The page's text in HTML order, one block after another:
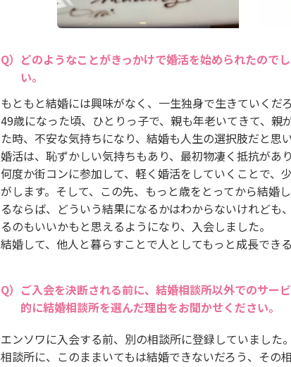
どのようなことがきっかけで婚活を始められたので
い。
もともと結婚には興味がなく、一生独身で生きていくだ
49歳になった頃、ひとりっ子で、親も年老いてきて、
た時、不安な気持ちになり、結婚も人生の選択肢だと思
婚活は、恥ずかしい気持ちもあり、最初物凄く抵抗があ
何度か街コンに参加して、軽く婚活をしていくことで、
がします。そして、この先、もっと歳をとってから結婚
るならば、どういう結果になるかはわからないけれども
るのもいいかもと思えるようになり、入会しました。
結婚して、他人と暮らすことで人としてもっと成長でき
ご入会を決断される前に、結婚相談所以外でのサー
的に結婚相談所を選んだ理由をお聞かせください。
エンソワに入会する前、別の相談所に登録していました
相談所に、このままいてもは結婚できないだろう、その